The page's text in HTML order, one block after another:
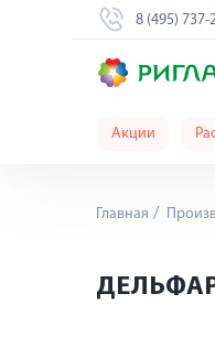
8 (495) 737-
Акции
Главная